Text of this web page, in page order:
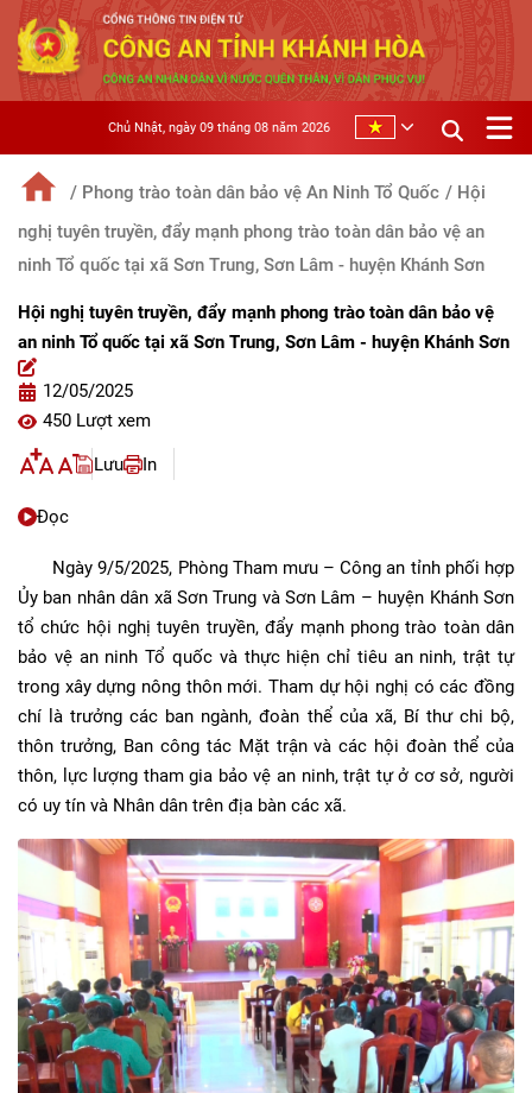
Chủ Nhật, ngày 09 tháng 08 năm 2026
/ Phong trào toàn dân bảo vệ An Ninh Tổ Quốc / Hội
nghị tuyên truyền, đẩy mạnh phong trào toàn dân bảo vệ an
ninh Tổ quốc tại xã Sơn Trung, Sơn Lâm - huyện Khánh Sơn
Hội nghị tuyên truyền, đẩy mạnh phong trào toàn dân bảo vệ
an ninh Tổ quốc tại xã Sơn Trung, Sơn Lâm - huyện Khánh Sơn
12/05/2025
450 Lượt xem
Lưu In
Đọc
Ngày 9/5/2025, Phòng Tham mưu – Công an tỉnh phối hợp
Ủy ban nhân dân xã Sơn Trung và Sơn Lâm – huyện Khánh Sơn
tổ chức hội nghị tuyên truyền, đẩy mạnh phong trào toàn dân
bảo vệ an ninh Tổ quốc và thực hiện chỉ tiêu an ninh, trật tự
trong xây dựng nông thôn mới. Tham dự hội nghị có các đồng
chí là trưởng các ban ngành, đoàn thể của xã, Bí thư chi bộ,
thôn trưởng, Ban công tác Mặt trận và các hội đoàn thể của
thôn, lực lượng tham gia bảo vệ an ninh, trật tự ở cơ sở, người
có uy tín và Nhân dân trên địa bàn các xã.